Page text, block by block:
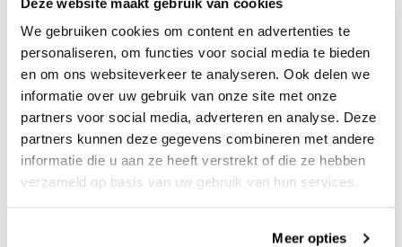
We gebruiken cookies om content en advertenties te
personaliseren, om functies voor social media te bieden
en om ons websiteverkeer te analyseren. Ook delen we
informatie over uw gebruik van onze site met onze
partners voor social media, adverteren en analyse. Deze
partners kunnen deze gegevens combineren met andere
informatie die u aan ze heeft verstrekt of die ze hebben
verzameld op basis van uw gebruik van hun services.
Meer opties
Hulp nodig?We helpen
info@bruut.nl Live chat Whatsapp
Over dit product
Verzenden & retourneren